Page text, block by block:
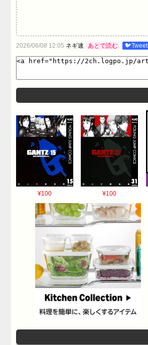
2026/06/08 12:05 ネギ速 あとで読む 🐦Tweet
¥100 ¥100